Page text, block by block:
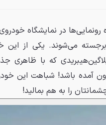
رونمایی‌ها در نمایشگاه
که با
را به هم بمالید!